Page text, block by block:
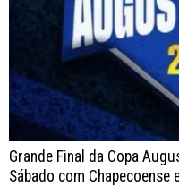
Grande Final da Copa
Sábado com Chapecoense